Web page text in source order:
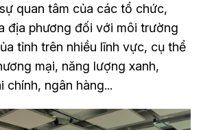
quan tâm của các tổ chức,
địa phương đối với môi trường
tỉnh trên nhiều lĩnh vực, cụ thể
mại, năng lượng xanh,
chính, ngân hàng...